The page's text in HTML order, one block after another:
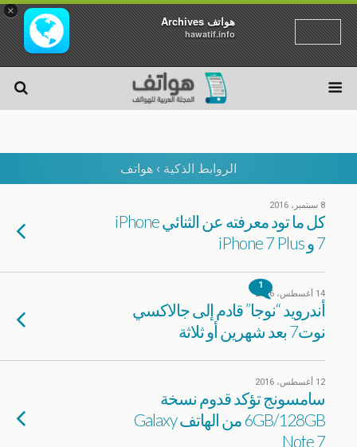
×
هواتف Archives
hawatif.info
الروابط الذكية › هواتف
8 سبتمبر، 2016
كل ما تود معرفته عن الثنائي iPhone
7 و iPhone 7 Plus
1
14 أغسطس، 2016
أندرويد “نوجا” قادم إلى جالاكسي
نوت7 بعد شهرين أو ثلاثة
12 أغسطس، 2016
سامسونج تؤكد قدوم نسخة
6GB/128GB من الهاتف Galaxy
Note 7